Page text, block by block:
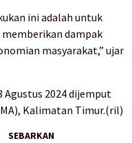
ini adalah untuk
dampak
masyarakat,” ujar
Agustus 2024 dijemput
Kalimatan Timur.(ril)
SEBARKAN